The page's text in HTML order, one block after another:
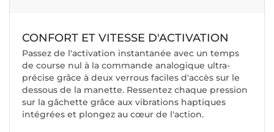
CONFORT ET VITESSE D'ACTIVATION
Passez de l'activation instantanée avec un temps
de course nul à la commande analogique ultra-
précise grâce à deux verrous faciles d'accès sur le
dessous de la manette. Ressentez chaque pression
sur la gâchette grâce aux vibrations haptiques
intégrées et plongez au cœur de l'action.